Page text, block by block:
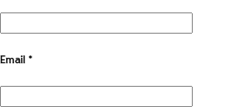
Email*